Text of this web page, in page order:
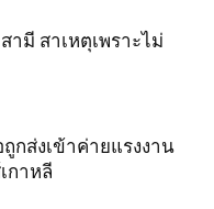
มี สาเหตุเพราะไม่
กส่งเข้าค่ายแรงงาน
กาหลี